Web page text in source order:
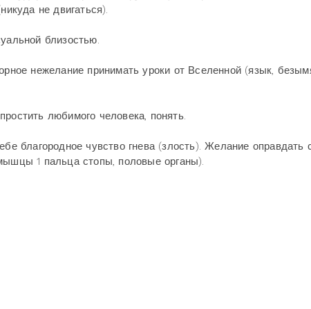
не двигаться).
близостью.
нежелание принимать уроки от Вселенной (язык,
любимого человека, понять.
благородное чувство гнева (злость). Желание оправдать
1 пальца стопы, половые органы).